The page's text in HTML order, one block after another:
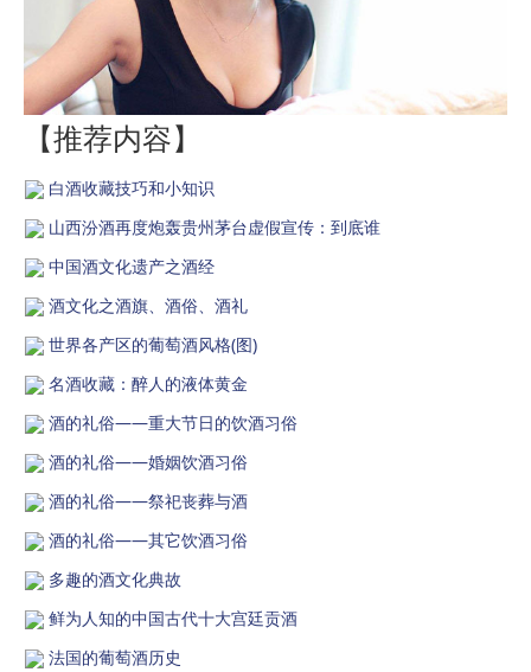
【推荐内容】
白酒收藏技巧和小知识
山西汾酒再度炮轰贵州茅台虚假宣传：到底谁
中国酒文化遗产之酒经
酒文化之酒旗、酒俗、酒礼
世界各产区的葡萄酒风格(图)
名酒收藏：醉人的液体黄金
酒的礼俗——重大节日的饮酒习俗
酒的礼俗——婚姻饮酒习俗
酒的礼俗——祭祀丧葬与酒
酒的礼俗——其它饮酒习俗
多趣的酒文化典故
鲜为人知的中国古代十大宫廷贡酒
法国的葡萄酒历史